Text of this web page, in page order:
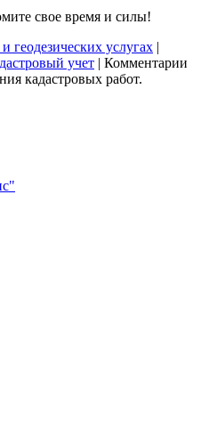
свое время и силы!
геодезических услугах |
учет | Комментарии
кадастровых работ.